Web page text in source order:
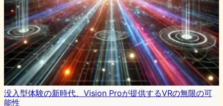
没入型体験の新時代、Vision Proが提供するVRの無限の可
能性